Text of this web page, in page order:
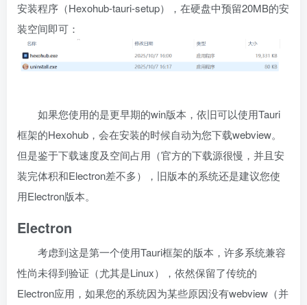
安装程序（Hexohub-tauri-setup），在硬盘中预留20MB的安
装空间即可：
如果您使用的是更早期的win版本，依旧可以使用Tauri
框架的Hexohub，会在安装的时候自动为您下载webview。
但是鉴于下载速度及空间占用（官方的下载源很慢，并且安
装完体积和Electron差不多），旧版本的系统还是建议您使
用Electron版本。
Electron
考虑到这是第一个使用Tauri框架的版本，许多系统兼容
性尚未得到验证（尤其是Linux），依然保留了传统的
Electron应用，如果您的系统因为某些原因没有webview（并